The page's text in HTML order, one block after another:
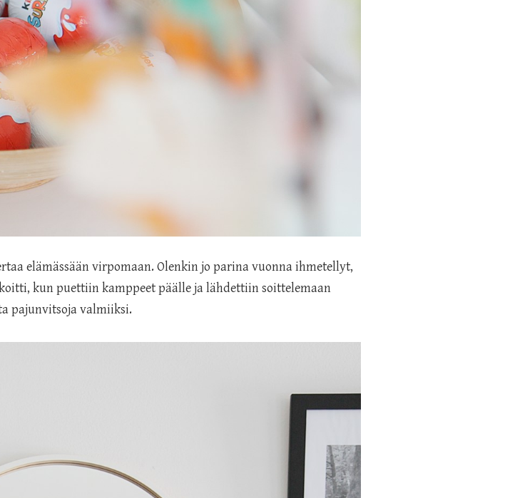
elämässään virpomaan. Olenkin jo parina vuonna ihmetellyt,
kun puettiin kamppeet päälle ja lähdettiin soittelemaan
pajunvitsoja valmiiksi.